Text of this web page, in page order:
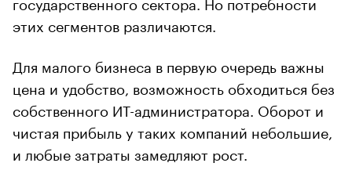
этих сегментов различаются.
Для малого бизнеса в первую очередь важны
цена и удобство, возможность обходиться без
собственного ИТ-администратора. Оборот и
чистая прибыль у таких компаний небольшие,
и любые затраты замедляют рост.